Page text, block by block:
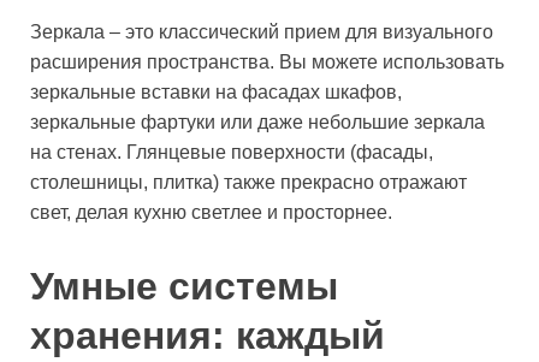
Зеркала – это классический прием для визуального
расширения пространства. Вы можете использовать
зеркальные вставки на фасадах шкафов,
зеркальные фартуки или даже небольшие зеркала
на стенах. Глянцевые поверхности (фасады,
столешницы, плитка) также прекрасно отражают
свет, делая кухню светлее и просторнее.
Умные системы
хранения: каждый